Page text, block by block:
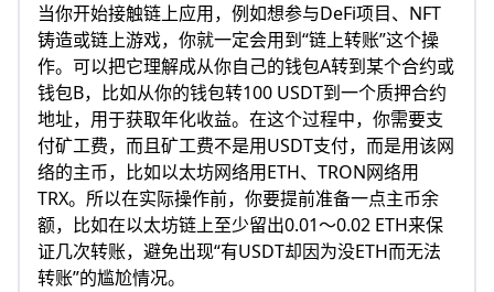
当你开始接触链上应用，例如想参与DeFi项目、NFT
铸造或链上游戏，你就一定会用到“链上转账”这个操
作。可以把它理解成从你自己的钱包A转到某个合约或
钱包B，比如从你的钱包转100 USDT到一个质押合约
地址，用于获取年化收益。在这个过程中，你需要支
付矿工费，而且矿工费不是用USDT支付，而是用该网
络的主币，比如以太坊网络用ETH、TRON网络用
TRX。所以在实际操作前，你要提前准备一点主币余
额，比如在以太坊链上至少留出0.01～0.02 ETH来保
证几次转账，避免出现“有USDT却因为没ETH而无法
转账”的尴尬情况。